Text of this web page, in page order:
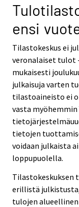
ensi
Tilastokeskus ei
veronalaiset tulot
mukaisesti
julkaisuja varten
tilastoaineisto ei
vasta
tietojen
voidaan julkaista
loppupuolella.
Tilastokeskuksen
erillistä
tulojen